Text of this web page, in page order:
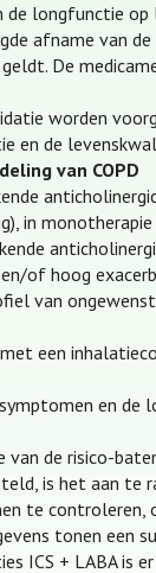
de longfunctie
afname van
De
worden
en de
van COPD
in
of hoog
van
een
en de
de risico-
is het aan te
te controleren,
tonen een
ICS + LABA is